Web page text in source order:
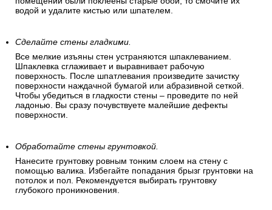
водой и удалите кистью или шпателем.
Сделайте стены гладкими.
Все мелкие изъяны стен устраняются шпаклеванием.
Шпаклевка сглаживает и выравнивает рабочую
поверхность. После шпатлевания произведите зачистку
поверхности наждачной бумагой или абразивной сеткой.
Чтобы убедиться в гладкости стены – проведите по ней
ладонью. Вы сразу почувствуете малейшие дефекты
поверхности.
Обработайте стены грунтовкой.
Нанесите грунтовку ровным тонким слоем на стену с
помощью валика. Избегайте попадания брызг грунтовки на
потолок и пол. Рекомендуется выбирать грунтовку
глубокого проникновения.